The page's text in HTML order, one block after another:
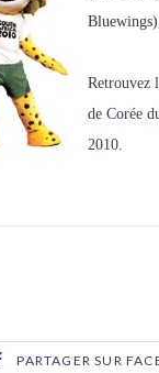
Retrouvez
de Corée
2010.
PARTAGER SUR